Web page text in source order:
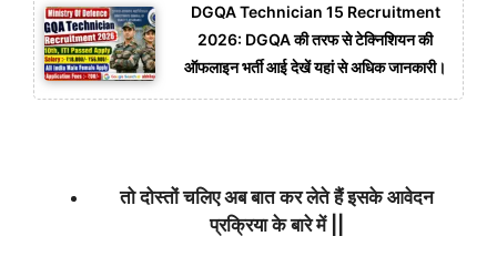
DGQA Technician 15 Recruitment
2026: DGQA की तरफ से टेक्निशियन की
ऑफलाइन भर्ती आई देखें यहां से अधिक जानकारी।
तो दोस्तों चलिए अब बात कर लेते हैं इसके आवेदन
प्रक्रिया के बारे में ||